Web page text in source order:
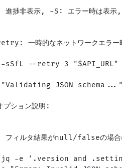
捗非表示, -S: エラー時は表示
一時的なネットワークエラー
--retry 3 "$API_URL" -
"Validating JSON schema..."
ション説明:
ィルタ結果がnull/falseの場合に
-e '.version and